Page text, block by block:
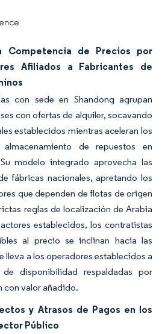
Competencia de Precios por
Afiliados a Fabricantes de
con sede en Shandong agrupan
con ofertas de alquiler, socavando
establecidos mientras aceleran los
de repuestos en
modelo integrado aprovecha las
fábricas nacionales, apretando los
que dependen de flotas de origen
reglas de localización de Arabia
establecidos, los contratistas
al precio se inclinan hacia las
lleva a los operadores establecidos a
disponibilidad respaldadas por
con valor añadido.
y Atrasos de Pagos en los
Público